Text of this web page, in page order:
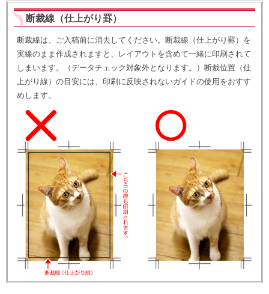
断裁線（仕上がり罫）
断裁線は、ご入稿前に消去してください。断裁線（仕上がり罫）を
実線のまま作成されますと、レイアウトを含めて一緒に印刷されて
しまいます。（データチェック対象外となります。）断裁位置（仕
上がり線）の目安には、印刷に反映されないガイドの使用をおすす
めします。